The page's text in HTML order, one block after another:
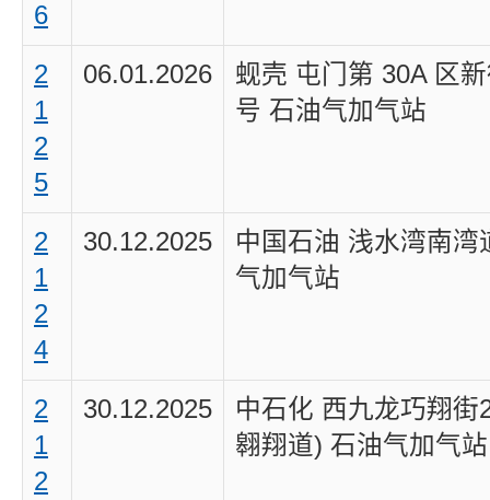
6
2
1
2
5
06.01.2026
蚬壳 屯门第 30A 区
号 石油气加气站
2
1
2
4
30.12.2025
中国石油 浅水湾南湾
气加气站
2
1
2
30.12.2025
中石化 西九龙巧翔街
翱翔道) 石油气加气站